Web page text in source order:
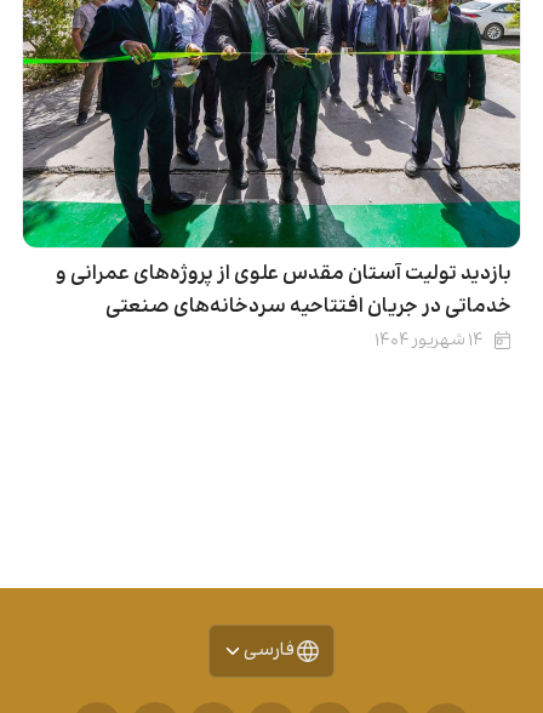
بازدید تولیت آستان مقدس علوی از پروژه‌های عمرانی و
خدماتی در جریان افتتاحیه سردخانه‌های صنعتی
۱۴ شهریور ۱۴۰۴
فارسی